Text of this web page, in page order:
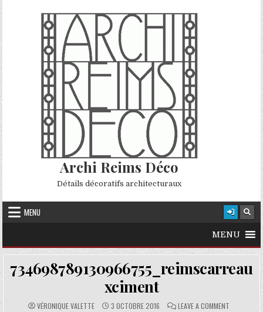
Skip to content
Archi Reims Déco
Détails décoratifs architecturaux
MENU
MENU
734698789130966755_reimscarreau
xciment
AUTHOR:
VÉRONIQUE VALETTE PUBLISHED DATE:
3 OCTOBRE 2016 COMMENTS:
LEAVE A COMMENTON